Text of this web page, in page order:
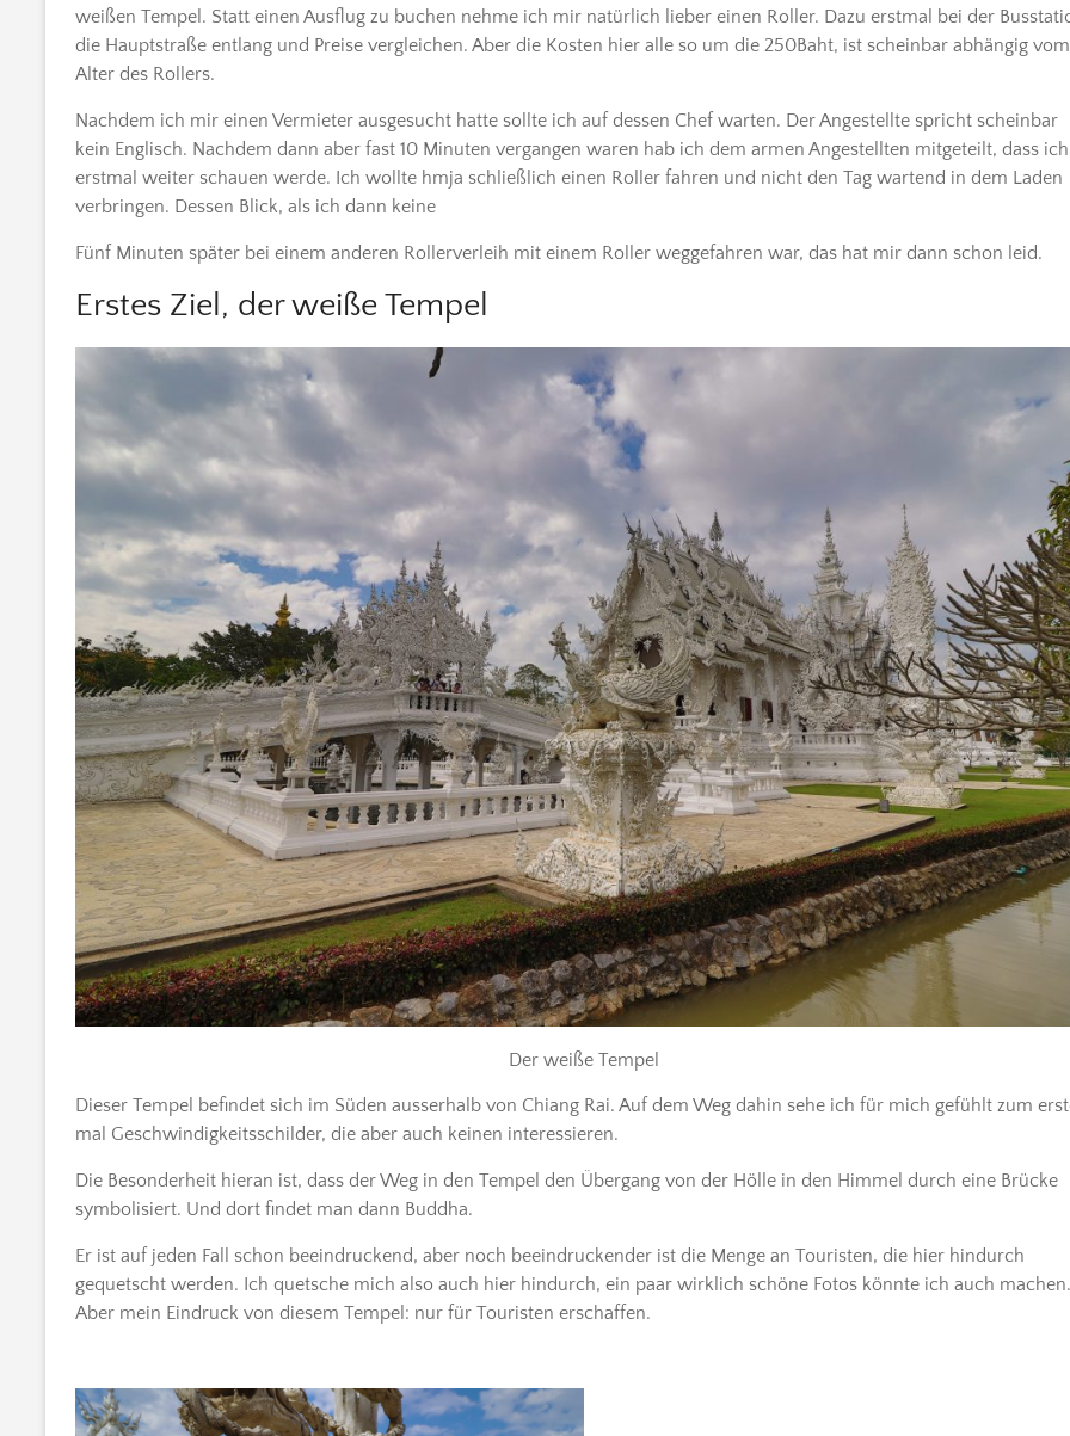
weißen Tempel. Statt einen Ausflug zu buchen nehme ich mir natürlich lieber einen Roller. Dazu erstmal bei der
die Hauptstraße entlang und Preise vergleichen. Aber die Kosten hier alle so um die 250Baht, ist scheinbar abhängig vom
Alter des Rollers.
Nachdem ich mir einen Vermieter ausgesucht hatte sollte ich auf dessen Chef warten. Der Angestellte spricht scheinbar
kein Englisch. Nachdem dann aber fast 10 Minuten vergangen waren hab ich dem armen Angestellten mitgeteilt, dass ich
erstmal weiter schauen werde. Ich wollte hmja schließlich einen Roller fahren und nicht den Tag wartend in dem Laden
verbringen. Dessen Blick, als ich dann keine
Fünf Minuten später bei einem anderen Rollerverleih mit einem Roller weggefahren war, das hat mir dann schon leid.
Erstes Ziel, der weiße Tempel
Der weiße Tempel
Dieser Tempel befindet sich im Süden ausserhalb von Chiang Rai. Auf dem Weg dahin sehe ich für mich gefühlt zum
mal Geschwindigkeitsschilder, die aber auch keinen interessieren.
Die Besonderheit hieran ist, dass der Weg in den Tempel den Übergang von der Hölle in den Himmel durch eine Brücke
symbolisiert. Und dort findet man dann Buddha.
Er ist auf jeden Fall schon beeindruckend, aber noch beeindruckender ist die Menge an Touristen, die hier hindurch
gequetscht werden. Ich quetsche mich also auch hier hindurch, ein paar wirklich schöne Fotos könnte ich auch machen.
Aber mein Eindruck von diesem Tempel: nur für Touristen erschaffen.